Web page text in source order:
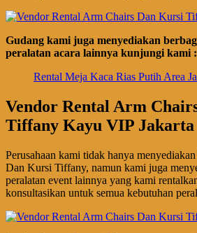
Gudang kami juga menyediakan
peralatan acara lainnya kunjungi kami :
Rental Meja Kaca Rias Putih Area
Vendor Rental Arm
Tiffany Kayu VIP Jakarta
Perusahaan kami tidak hanya
Dan Kursi Tiffany, namun kami juga
peralatan event lainnya yang kami
konsultasikan untuk semua kebutuhan